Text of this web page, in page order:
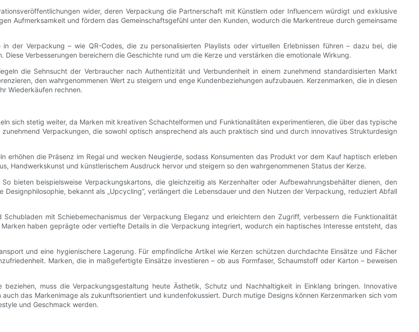
wider, deren Verpackung die Partnerschaft mit Künstlern oder Influencern würdigt und exklusive
Aufmerksamkeit und fördern das Gemeinschaftsgefühl unter den Kunden, wodurch die Markentreue durch gemeinsame
der Verpackung – wie QR-Codes, die zu personalisierten Playlists oder virtuellen Erlebnissen führen – dazu bei, die
Verbesserungen bereichern die Geschichte rund um die Kerze und verstärken die emotionale Wirkung.
die Sehnsucht der Verbraucher nach Authentizität und Verbundenheit in einem zunehmend standardisierten Markt
den wahrgenommenen Wert zu steigern und enge Kundenbeziehungen aufzubauen. Kerzenmarken, die in diesen
Wiederkäufen rechnen.
sich stetig weiter, da Marken mit kreativen Schachtelformen und Funktionalitäten experimentieren, die über das typische
Verpackungen, die sowohl optisch ansprechend als auch praktisch sind und durch innovatives Strukturdesign
erhöhen die Präsenz im Regal und wecken Neugierde, sodass Konsumenten das Produkt vor dem Kauf haptisch erleben
Handwerkskunst und künstlerischem Ausdruck hervor und steigern so den wahrgenommenen Status der Kerze.
bieten beispielsweise Verpackungskartons, die gleichzeitig als Kerzenhalter oder Aufbewahrungsbehälter dienen, den
bekannt als „Upcycling“, verlängert die Lebensdauer und den Nutzen der Verpackung, reduziert Abfall
mit Schiebemechanismus der Verpackung Eleganz und erleichtern den Zugriff, verbessern die Funktionalität
haben geprägte oder vertiefte Details in die Verpackung integriert, wodurch ein haptisches Interesse entsteht, das
und eine hygienischere Lagerung. Für empfindliche Artikel wie Kerzen schützen durchdachte Einsätze und Fächer
Marken, die in maßgefertigte Einsätze investieren – ob aus Formfaser, Schaumstoff oder Karton – beweisen
beziehen, muss die Verpackungsgestaltung heute Ästhetik, Schutz und Nachhaltigkeit in Einklang bringen. Innovative
das Markenimage als zukunftsorientiert und kundenfokussiert. Durch mutige Designs können Kerzenmarken sich vom
und Geschmack werden.